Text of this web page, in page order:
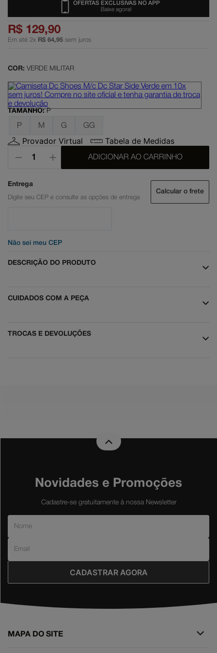
OFERTAS EXCLUSIVAS NO APP
Baixe agora!
R$ 129,90
Em até 2x R$ 64,95 sem juros
COR: VERDE MILITAR
TAMANHO: P
P M G GG
Provador Virtual Tabela de Medidas
ADICIONAR AO CARRINHO
Não sei meu CEP
Calcular o frete
DESCRIÇÃO DO PRODUTO
CUIDADOS COM A PEÇA
TROCAS E DEVOLUÇÕES
Novidades e Promoções
Cadastre-se gratuitamente à nossa Newsletter
CADASTRAR AGORA
MAPA DO SITE
6º moletom
8º anvil
9º court graffik
10º black sabbath